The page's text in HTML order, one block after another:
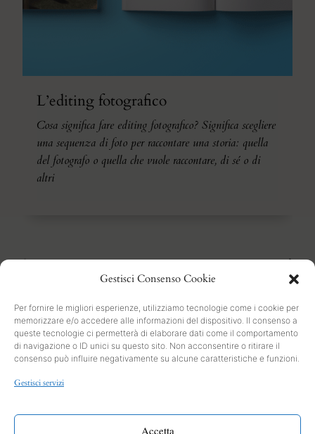
Gestisci Consenso Cookie
Per fornire le migliori esperienze, utilizziamo tecnologie come i cookie per
memorizzare e/o accedere alle informazioni del dispositivo. Il consenso a
queste tecnologie ci permetterà di elaborare dati come il comportamento
di navigazione o ID unici su questo sito. Non acconsentire o ritirare il
consenso può influire negativamente su alcune caratteristiche e funzioni.
Gestisci servizi
Accetta
L’editing fotografico
Cosa significa fare editing fotografico? Significa scegliere
una sequenza di foto per raccontare una storia: quella
del fotografo o quella che vuole raccontare, di sé o di
altri
1 2 3 4 5
SEARCH